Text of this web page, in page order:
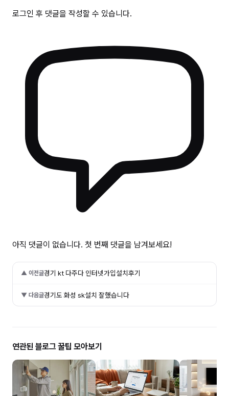
로그인 후 댓글을 작성할 수 있습니다.
아직 댓글이 없습니다. 첫 번째 댓글을 남겨보세요!
▲ 이전글경기 kt 다주다 인터넷가입설치후기
▼ 다음글경기도 화성 sk설치 잘했습니다
연관된 블로그 꿀팁 모아보기